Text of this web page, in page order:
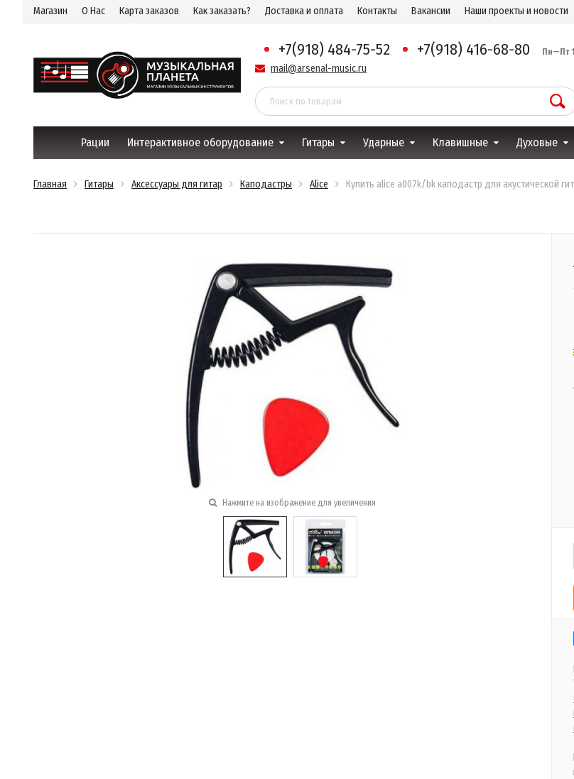
Магазин О Нас Карта заказов Как заказать? Доставка и оплата Контакты Вакансии Наши проекты и новости
+7(918) 484-75-52 +7(918) 416-68-80 Пн—Пт
mail@arsenal-music.ru
Рации Интерактивное оборудование Гитары Ударные Клавишные Духовые
Главная Гитары Аксессуары для гитар Каподастры Alice Купить alice a007k/bk каподастр для акустической
Нажмите на изображение для увеличения